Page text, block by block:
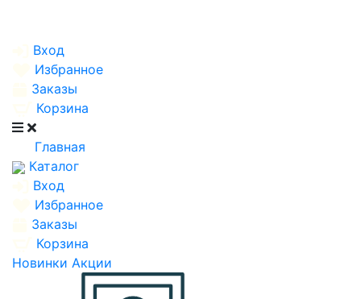
Вход
Избранное
Заказы
Корзина
Главная
Каталог
Вход
Избранное
Заказы
Корзина
Новинки Акции